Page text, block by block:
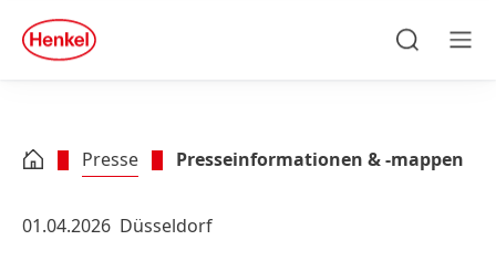
Zu Footer springen
quick
search
Presse Presseinformationen & -mappen
01.04.2026 Düsseldorf